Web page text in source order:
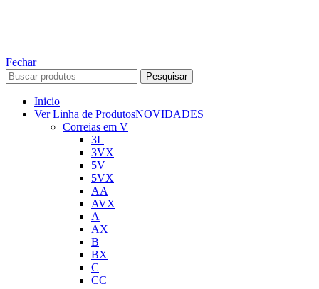
Fechar
Pesquisar
Inicio
Ver Linha de ProdutosNOVIDADES
Correias em V
3L
3VX
5V
5VX
AA
AVX
A
AX
B
BX
C
CC